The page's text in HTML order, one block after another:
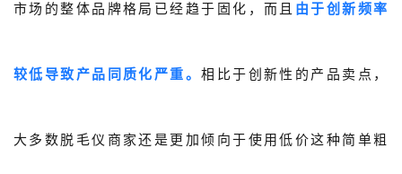
市场的整体品牌格局已经趋于固化，而且 由于创新频率
较低导致产品同质化严重。相比于创新性的产品卖点，
大多数脱毛仪商家还是更加倾向于使用低价这种简单粗